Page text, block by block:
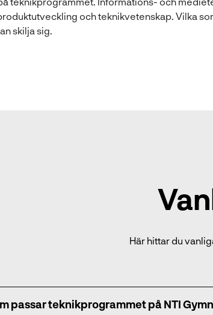
och teknikvetenskap. Vilka
skilja sig.
Här hittar du
passar teknikprogrammet på NTI